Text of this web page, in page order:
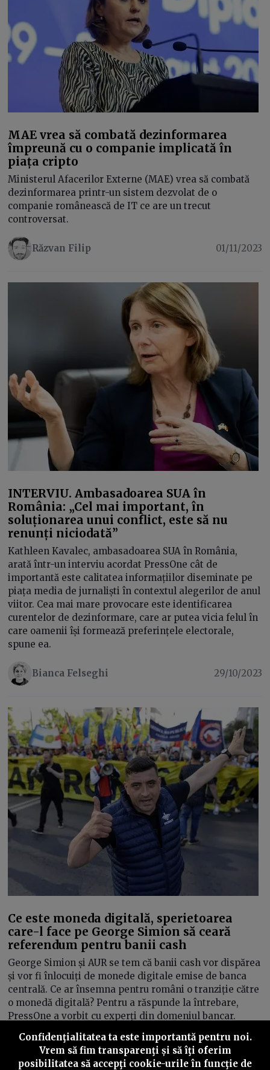
MAE vrea să combată dezinformarea
împreună cu o companie implicată în
piața cripto
Ministerul Afacerilor Externe (MAE) vrea să combată
dezinformarea printr-un sistem dezvolat de o
companie românească de IT ce are un trecut
controversat.
Răzvan Filip 01/11/2023
INTERVIU. Ambasadoarea SUA în
România: „Cel mai important, în
soluționarea unui conflict, este să nu
renunți niciodată”
Kathleen Kavalec, ambasadoarea SUA în România,
arată într-un interviu acordat PressOne cât de
importantă este calitatea informațiilor diseminate pe
piața media de jurnaliști în contextul alegerilor de anul
viitor. Cea mai mare provocare este identificarea
curentelor de dezinformare, care ar putea vicia felul în
care oamenii își formează preferințele electorale,
spune ea.
Bianca Felseghi 29/10/2023
Ce este moneda digitală, sperietoarea
care-l face pe George Simion să ceară
referendum pentru banii cash
George Simion și AUR se tem că banii cash vor dispărea
și vor fi înlocuiți de monede digitale emise de banca
centrală. Ce ar însemna pentru români o tranziție către
o monedă digitală? Pentru a răspunde la întrebare,
PressOne a vorbit cu experți din domeniul bancar.
Răzvan Filip 23/10/2023
Confidenţialitatea ta este importantă pentru noi.
Vrem să fim transparenţi și să îţi oferim
posibilitatea să accepţi cookie-urile în funcţie de